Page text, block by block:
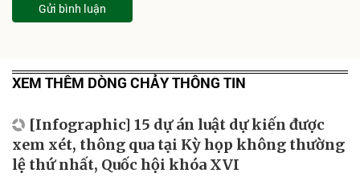
Gửi bình luận
XEM THÊM DÒNG CHẢY THÔNG TIN
[Infographic] 15 dự án luật dự kiến được
xem xét, thông qua tại Kỳ họp không thường
lệ thứ nhất, Quốc hội khóa XVI